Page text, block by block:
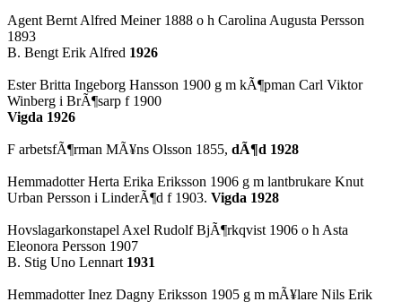
Agent Bernt Alfred Meiner1888 o h Carolina Augusta Persson
1893
B. Bengt Erik Alfred 1926
Ester Britta Ingeborg Hansson 1900 g m kÃ¶pman Carl Viktor
Winberg i BrÃ¶sarp f 1900
Vigda 1926
F arbetsfÃ¶rman MÃ¥ns Olsson 1855, dÃ¶d 1928
Hemmadotter Herta Erika Eriksson 1906 g m lantbrukare Knut
Urban Persson i LinderÃ¶d f 1903. Vigda 1928
Hovslagarkonstapel Axel Rudolf BjÃ¶rkqvist 1906 o h Asta
Eleonora Persson 1907
B. Stig Uno Lennart 1931
Hemmadotter Inez Dagny Eriksson 1905 g m mÃ¥lare Nils Erik